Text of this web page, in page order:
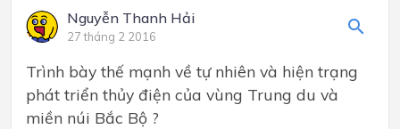
Nguyễn Thanh Hải
27 tháng 2 2016
Trình bày thế mạnh về tự nhiên và hiện trạng
phát triển thủy điện của vùng Trung du và
miền núi Bắc Bộ ?